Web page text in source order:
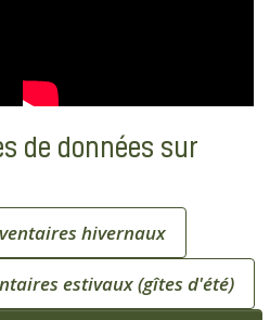
de données sur
hivernaux
estivaux (gîtes d'été)